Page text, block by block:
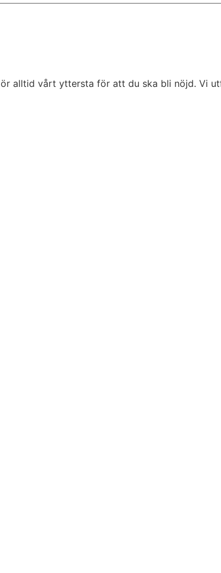
alltid vårt yttersta för att du ska bli nöjd. Vi